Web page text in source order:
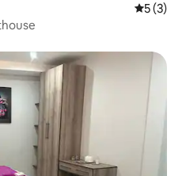
Średnia
5 (3)